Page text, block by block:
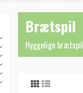
Brætspil
Hyggelige brætspil